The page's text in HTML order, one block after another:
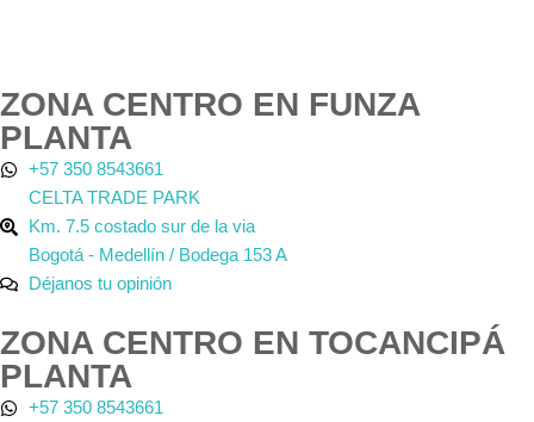
ZONA CENTRO EN FUNZA
PLANTA
+57 350 8543661
CELTA TRADE PARK
Km. 7.5 costado sur de la via
Bogotá - Medellín / Bodega 153 A
Déjanos tu opinión
ZONA CENTRO EN TOCANCIPÁ
PLANTA
+57 350 8543661